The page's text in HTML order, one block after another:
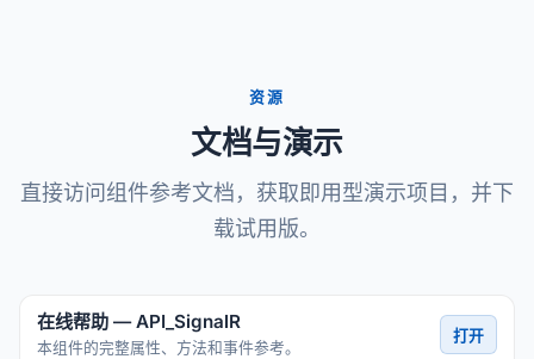
资源
文档与演示
直接访问组件参考文档，获取即用型演示项目，并下
载试用版。
在线帮助 — API_SignalR
本组件的完整属性、方法和事件参考。
打开